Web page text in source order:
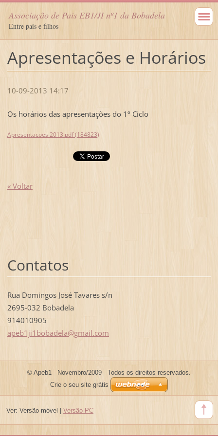
Associação de Pais EB1/JI nº1 da Bobadela
Entre pais e filhos
Apresentações e Horários
10-09-2013 14:17
Os horários das apresentações do 1º Ciclo
Apresentacoes 2013.pdf (184823)
« Voltar
Contatos
Rua Domingos José Tavares s/n
2695-032 Bobadela
914010905
apeb1ji1 bobadela@gmail.com
© Apeb1 - Novembro/2009 - Todos os direitos reservados.
Crie o seu site grátis
Ver: Versão móvel Versão PC